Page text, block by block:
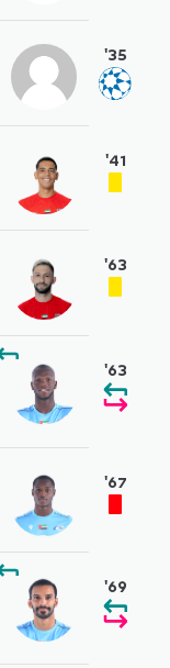
'35
'41
'63
'63
'67
'69